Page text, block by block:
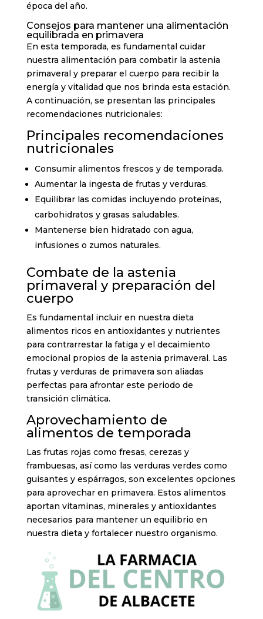
época del año.
Consejos para mantener una alimentación
equilibrada en primavera
En esta temporada, es fundamental cuidar
nuestra alimentación para combatir la astenia
primaveral y preparar el cuerpo para recibir la
energía y vitalidad que nos brinda esta estación.
A continuación, se presentan las principales
recomendaciones nutricionales:
Principales recomendaciones
nutricionales
Consumir alimentos frescos y de temporada.
Aumentar la ingesta de frutas y verduras.
Equilibrar las comidas incluyendo proteínas,
carbohidratos y grasas saludables.
Mantenerse bien hidratado con agua,
infusiones o zumos naturales.
Combate de la astenia
primaveral y preparación del
cuerpo
Es fundamental incluir en nuestra dieta
alimentos ricos en antioxidantes y nutrientes
para contrarrestar la fatiga y el decaimiento
emocional propios de la astenia primaveral. Las
frutas y verduras de primavera son aliadas
perfectas para afrontar este periodo de
transición climática.
Aprovechamiento de
alimentos de temporada
Las frutas rojas como fresas, cerezas y
frambuesas, así como las verduras verdes como
guisantes y espárragos, son excelentes opciones
para aprovechar en primavera. Estos alimentos
aportan vitaminas, minerales y antioxidantes
necesarios para mantener un equilibrio en
nuestra dieta y fortalecer nuestro organismo.